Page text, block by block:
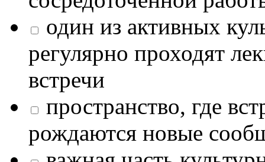
один из активных
регулярно проходят
встречи
пространство, где
рождаются новые